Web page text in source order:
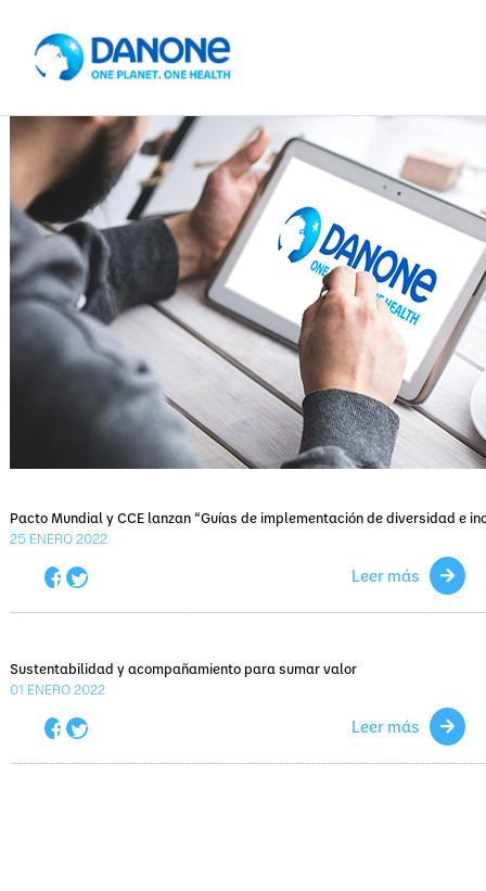
Pacto Mundial y CCE lanzan “Guías de implementación de diversidad e
25 ENERO 2022
Leer más
Sustentabilidad y acompañamiento para sumar valor
01 ENERO 2022
Leer más